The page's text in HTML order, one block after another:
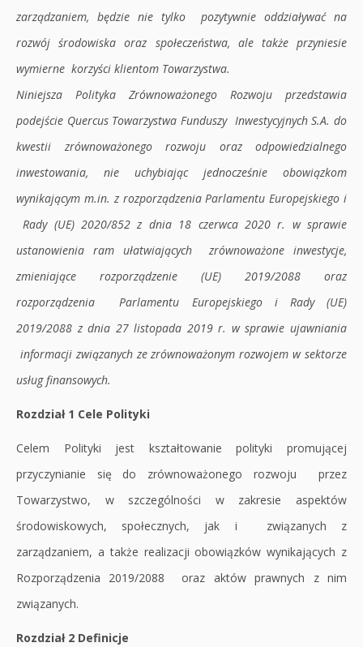
zarządzaniem, będzie nie tylko pozytywnie oddziaływać na
rozwój środowiska oraz społeczeństwa, ale także przyniesie
wymierne korzyści klientom Towarzystwa.
Niniejsza Polityka Zrównoważonego Rozwoju przedstawia
podejście Quercus Towarzystwa Funduszy Inwestycyjnych S.A. do
kwestii zrównoważonego rozwoju oraz odpowiedzialnego
inwestowania, nie uchybiając jednocześnie obowiązkom
wynikającym m.in. z rozporządzenia Parlamentu Europejskiego i
Rady (UE) 2020/852 z dnia 18 czerwca 2020 r. w sprawie
ustanowienia ram ułatwiających zrównoważone inwestycje,
zmieniające rozporządzenie (UE) 2019/2088 oraz
rozporządzenia Parlamentu Europejskiego i Rady (UE)
2019/2088 z dnia 27 listopada 2019 r. w sprawie ujawniania
informacji związanych ze zrównoważonym rozwojem w sektorze
usług finansowych.
Rozdział 1 Cele Polityki
Celem Polityki jest kształtowanie polityki promującej
przyczynianie się do zrównoważonego rozwoju przez
Towarzystwo, w szczególności w zakresie aspektów
środowiskowych, społecznych, jak i związanych z
zarządzaniem, a także realizacji obowiązków wynikających z
Rozporządzenia 2019/2088 oraz aktów prawnych z nim
związanych.
Rozdział 2 Definicje